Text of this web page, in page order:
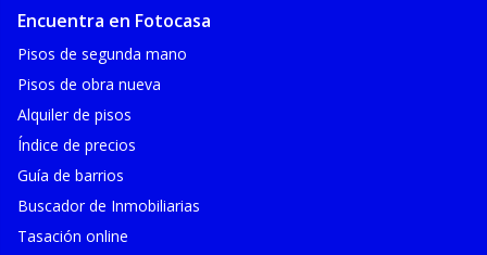
Encuentra en Fotocasa
Pisos de segunda mano
Pisos de obra nueva
Alquiler de pisos
Índice de precios
Guía de barrios
Buscador de Inmobiliarias
Tasación online